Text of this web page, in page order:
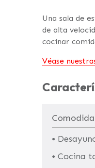
Una sala de
de alta
cocinar
Véase
•
• Cocina